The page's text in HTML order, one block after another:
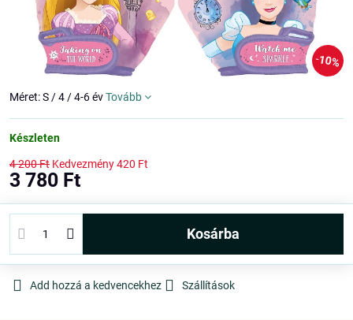
10%
Méret: S / 4 / 4-6 évTovább
Készleten
4 200 Ft Kedvezmény420 Ft
3 780 Ft
kosárba
Add hozzá a kedvencekhez Szállítások